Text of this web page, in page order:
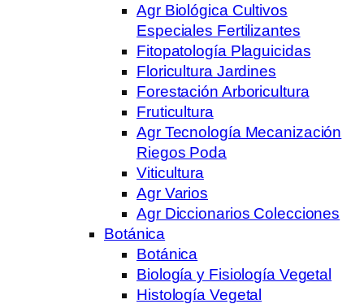
Agr Biológica Cultivos
Especiales Fertilizantes
Fitopatología Plaguicidas
Floricultura Jardines
Forestación Arboricultura
Fruticultura
Agr Tecnología Mecanización
Riegos Poda
Viticultura
Agr Varios
Agr Diccionarios Colecciones
Botánica
Botánica
Biología y Fisiología Vegetal
Histología Vegetal